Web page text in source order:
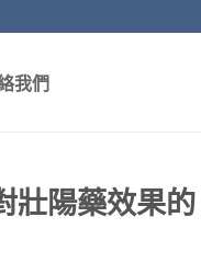
我們
壯陽藥效果的